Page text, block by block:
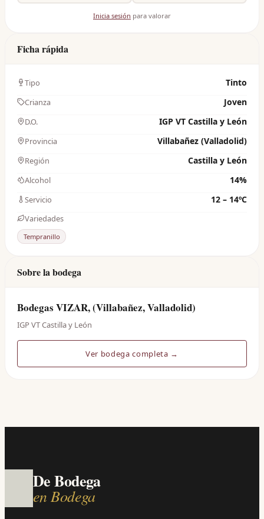
Inicia sesión para valorar
Ficha rápida
Tipo Tinto
Crianza Joven
D.O. IGP VT Castilla y León
Provincia Villabañez (Valladolid)
Región Castilla y León
Alcohol 14%
Servicio 12 – 14ºC
Variedades
Tempranillo
Sobre la bodega
Bodegas VIZAR, (Villabañez, Valladolid)
IGP VT Castilla y León
Ver bodega completa →
De Bodega
en Bodega